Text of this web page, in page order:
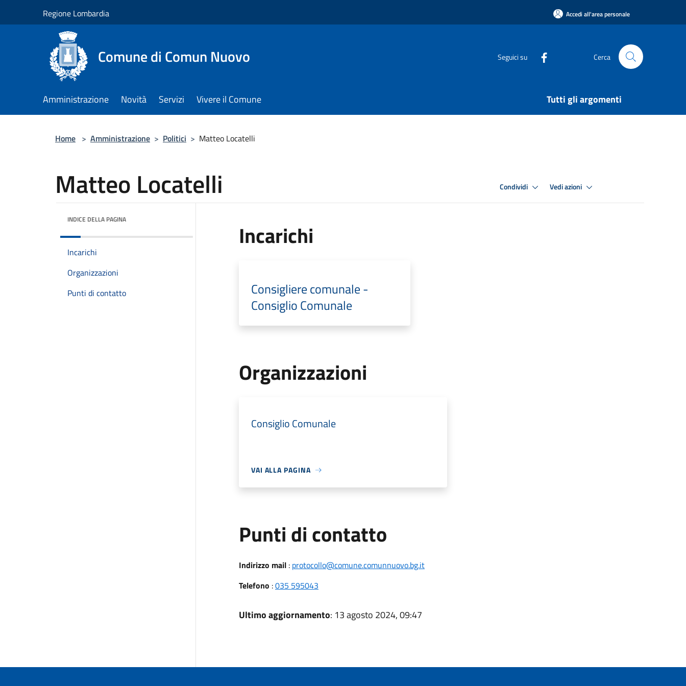
Regione Lombardia Accedi all'area personale
Comune di Comun Nuovo Seguici su Cerca
Amministrazione Novità Servizi Vivere il Comune Tutti gli argomenti
Home > Amministrazione > Politici > Matteo Locatelli
Matteo Locatelli Condividi Vedi azioni
INDICE DELLA PAGINA
Incarichi
Organizzazioni
Punti di contatto
Incarichi
Consigliere comunale -
Consiglio Comunale
Organizzazioni
Consiglio Comunale
VAI ALLA PAGINA
Punti di contatto
Indirizzo mail: protocollo@comune.comunnuovo.bg.it
Telefono :035 595043
Ultimo aggiornamento: 13 agosto 2024, 09:47